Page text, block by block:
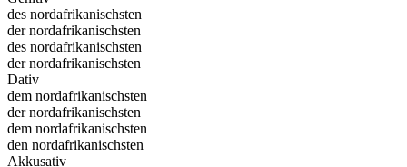
des nordafrikanischsten
der nordafrikanischsten
des nordafrikanischsten
der nordafrikanischsten
Dativ
dem nordafrikanischsten
der nordafrikanischsten
dem nordafrikanischsten
den nordafrikanischsten
Akkusativ